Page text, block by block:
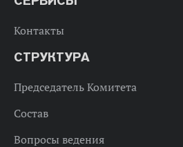
Контакты
СТРУКТУРА
Председатель Комитета
Состав
Вопросы ведения